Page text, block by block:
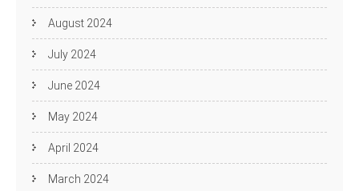
August 2024
July 2024
June 2024
May 2024
April 2024
March 2024